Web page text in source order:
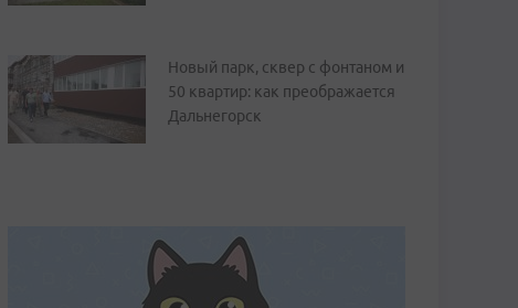
Новый парк, сквер с фонтаном и
50 квартир: как преображается
Дальнегорск